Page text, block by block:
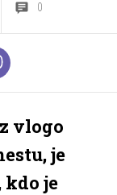
0
vlogo
je
kdo je